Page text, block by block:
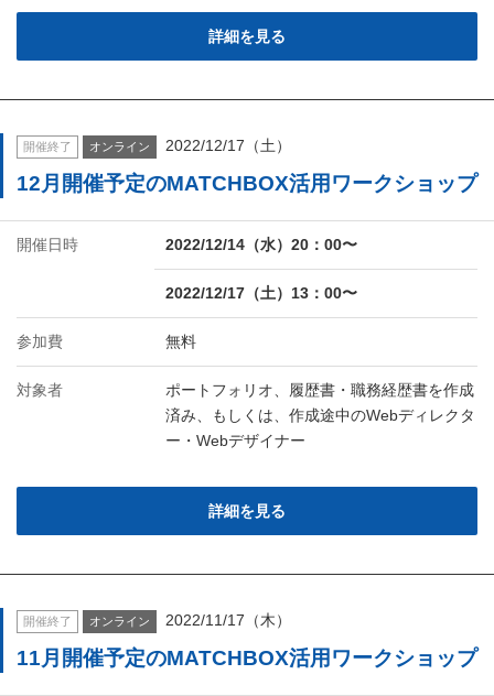
詳細を見る
開催終了 オンライン 2022/12/17（土）
12月開催予定のMATCHBOX活用ワークショップ
開催日時 2022/12/14（水）20：00〜
2022/12/17（土）13：00〜
参加費 無料
対象者
ポートフォリオ、履歴書・職務経歴書を作成
済み、もしくは、作成途中のWebディレクタ
ー・Webデザイナー
詳細を見る
開催終了 オンライン 2022/11/17（木）
11月開催予定のMATCHBOX活用ワークショップ